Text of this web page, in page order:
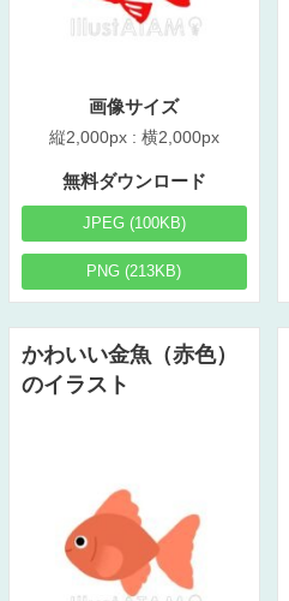
画像サイズ
縦2,000px : 横2,000px
無料ダウンロード
JPEG (100KB)
PNG (213KB)
かわいい金魚（赤色）
のイラスト